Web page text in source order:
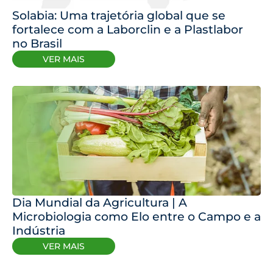
Solabia: Uma trajetória global que se
fortalece com a Laborclin e a Plastlabor
no Brasil
VER MAIS
Dia Mundial da Agricultura | A
Microbiologia como Elo entre o Campo e a
Indústria
VER MAIS